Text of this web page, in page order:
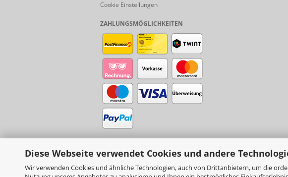
Diese Webseite verwendet Cookies und andere
Wir verwenden Cookies und ähnliche Technologien, auch von Drittanbietern, um die
Cookie Einstellungen
ZAHLUNGSMÖGLICHKEITEN